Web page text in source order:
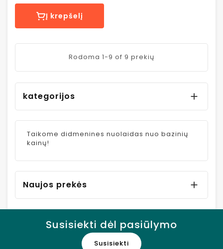
Į krepšelį
Rodoma 1-9 of 9 prekių
kategorijos 
Taikome didmenines nuolaidas nuo bazinių
kainų!
Naujos prekės 
Susisiekti dėl pasiūlymo
Susisiekti